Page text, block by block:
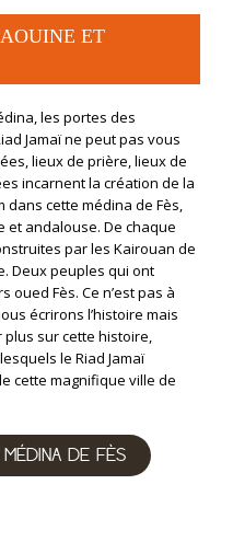
ET
les portes des
Jamaï ne peut pas vous
lieux de prière, lieux de
incarnent la création de la
dans cette médina de Fès,
et andalouse. De chaque
par les Kairouan de
Deux peuples qui ont
Fès. Ce n’est pas à
écrirons l’histoire mais
sur cette histoire,
le Riad Jamaï
cette magnifique ville de
DE FÈS